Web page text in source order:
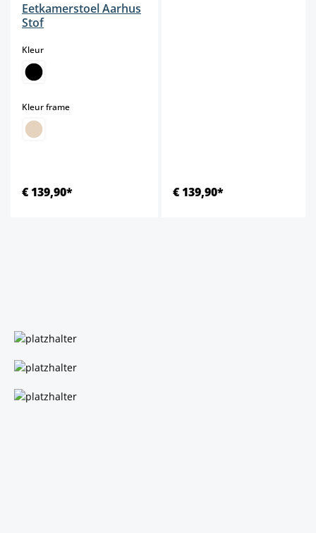
Eetkamerstoel Aarhus
Stof
Kleurselect
Kleur frameselect
€ 139,90* € 139,90*